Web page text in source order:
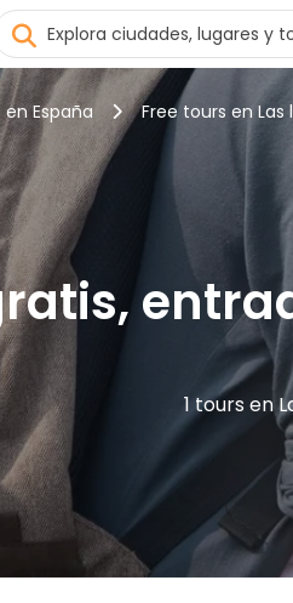
España Free tours en
1 tours en